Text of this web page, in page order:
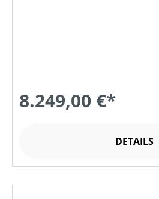
8.249,00 €*
DETAILS